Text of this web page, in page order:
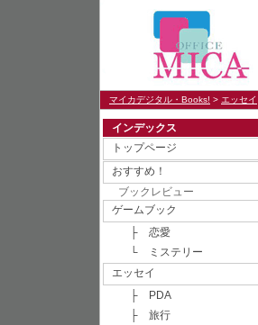
マイカデジタル・Books! > エッセイ
インデックス
トップページ
おすすめ！
ブックレビュー
ゲームブック
├ 恋愛
└ ミステリー
エッセイ
├ PDA
├ 旅行